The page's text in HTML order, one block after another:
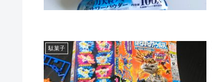
駄菓子